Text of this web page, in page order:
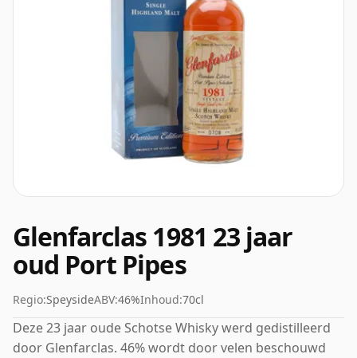
Glenfarclas 1981 23 jaar
oud Port Pipes
Regio:SpeysideABV:46%Inhoud:70cl
Deze 23 jaar oude Schotse Whisky werd gedistilleerd
door Glenfarclas. 46% wordt door velen beschouwd